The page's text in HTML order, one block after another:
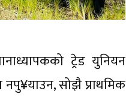
ट्रेड युनियन
सोझै प्राथमिक